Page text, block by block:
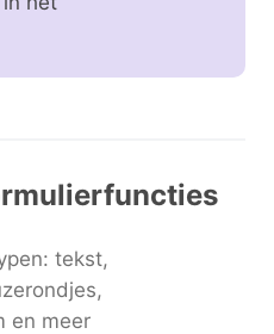
tekst,
en meer